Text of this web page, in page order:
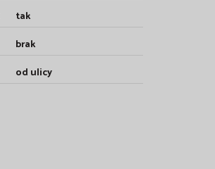
tak
brak
od ulicy